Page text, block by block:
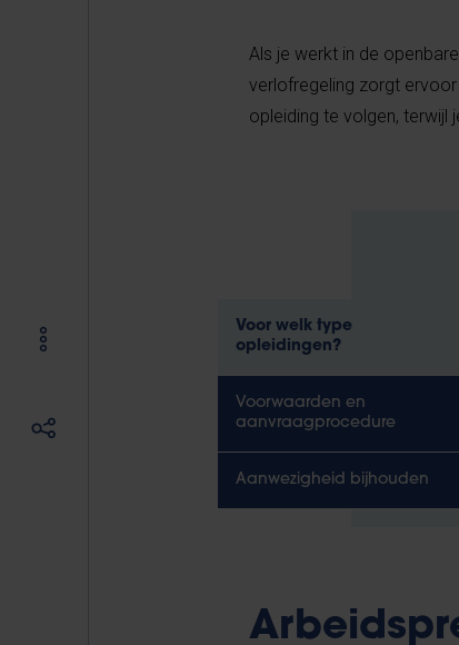
Als je werkt in de
verlofregeling zorgt
opleiding te volgen,
Voor welk type
opleidingen?
Voorwaarden en
aanvraagprocedure
Aanwezigheid bijhouden